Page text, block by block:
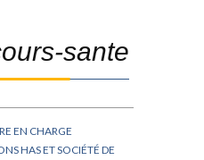
sante
EN CHARGE
HAS ET SOCIÉTÉ DE